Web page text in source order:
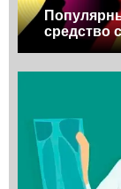
средство